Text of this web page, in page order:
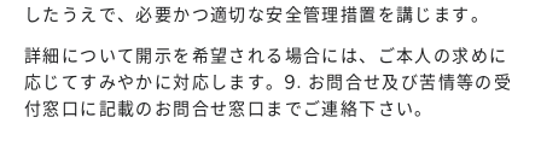
したうえで、必要かつ適切な安全管理措置を講じます。
詳細について開示を希望される場合には、ご本人の求めに
応じてすみやかに対応します。9. お問合せ及び苦情等の受
付窓口に記載のお問合せ窓口までご連絡下さい。